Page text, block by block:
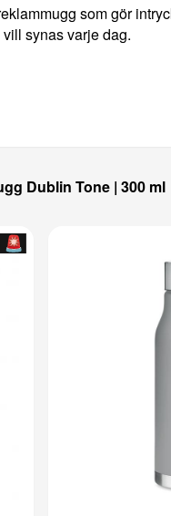
som gör
synas varje dag.
Dublin Tone | 300 ml